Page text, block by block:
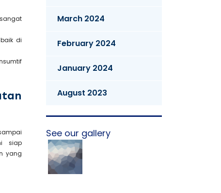
di
siap
yang
March 2024
February 2024
January 2024
August 2023
See our gallery